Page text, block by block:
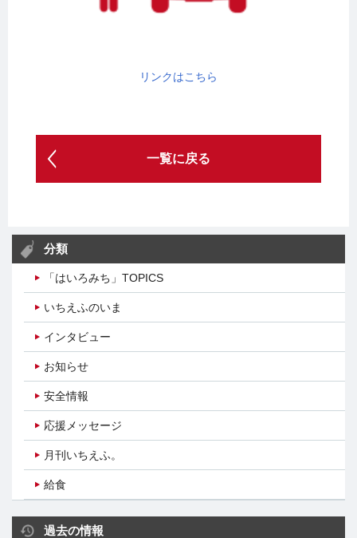
リンクはこちら
一覧に戻る
分類
「はいろみち」TOPICS
いちえふのいま
インタビュー
お知らせ
安全情報
応援メッセージ
月刊いちえふ。
給食
過去の情報